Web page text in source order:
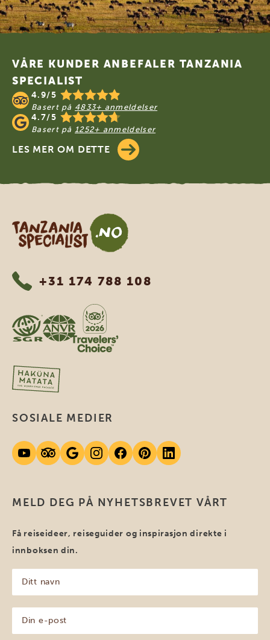
Footer
VÅRE KUNDER ANBEFALER TANZANIA
SPECIALIST
4.9/5
Basert på 4833+ anmeldelser
4.7/5
Basert på 1252+ anmeldelser
LES MER OM DETTE
Tanzania Specialist
+31 174 788 108
MELD DEG PÅ NYHETSBREVET VÅRT
Få reiseideer, reiseguider og inspirasjon direkte i
innboksen din.
navn
(Påkrevd)
post
SOSIALE MEDIER